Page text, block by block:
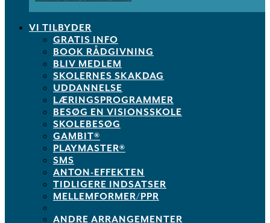
VI TILBYDER
GRATIS INFO
BOOK RÅDGIVNING
BLIV MEDLEM
SKOLERNES SKAKDAG
UDDANNELSE
LÆRINGSPROGRAMMER
BESØG EN VISIONSSKOLE
SKOLEBESØG
GAMBIT®
PLAYMASTER®
SMS
ANTON-EFFEKTEN
TIDLIGERE INDSATSER
MELLEMFORMER/PPR
ANDRE ARRANGEMENTER